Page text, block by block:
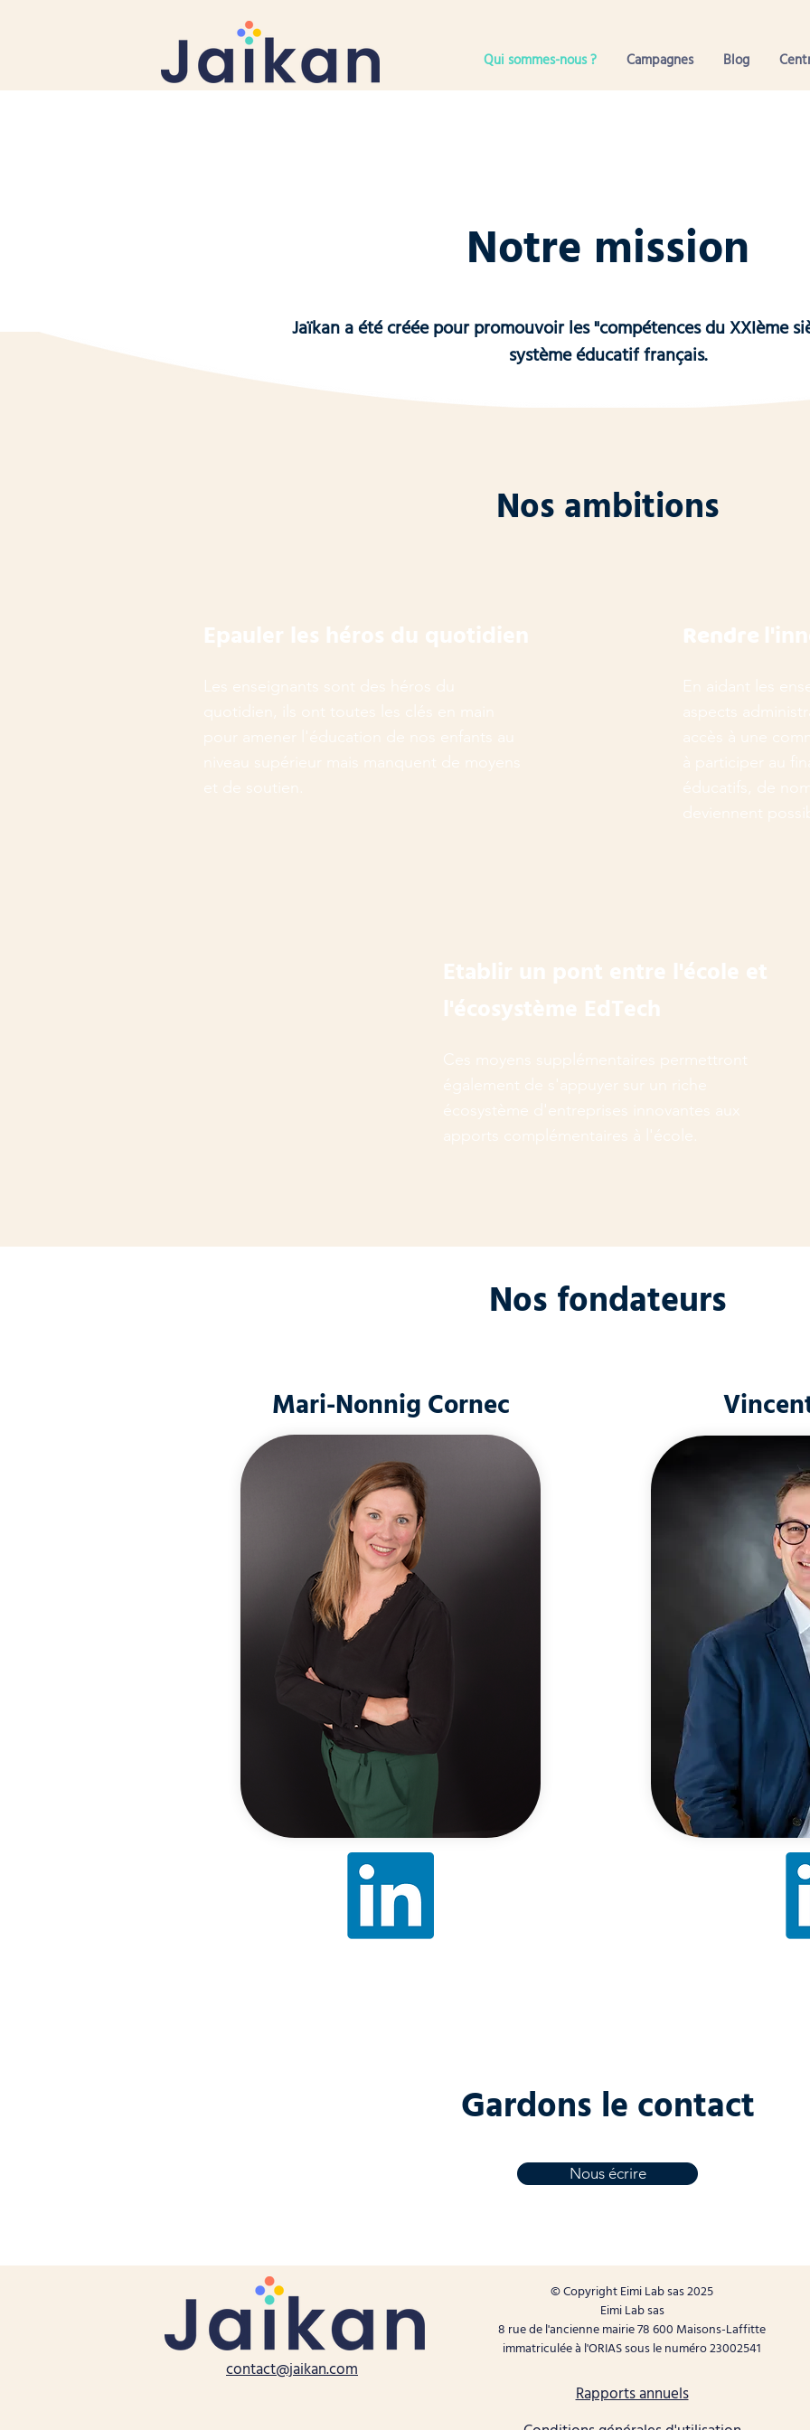
Qui sommes-nous ? Campagnes Blog
Notre mission
Jaïkan a été créée pour promouvoir les "compétences du XXIème
système éducatif français.
Nos ambitions
Epauler les héros du quotidien
Les enseignants sont des héros du
quotidien, ils ont toutes les clés en main
pour amener l'éducation de nos enfants au
niveau supérieur mais manquent de moyens
et de soutien.
Rendre
En aidant les
aspects
accès à une
à participer au
éducatifs, de
deviennent
Etablir un pont entre l'école et
l'écosystème EdTech
Ces moyens supplémentaires permettront
également de s'appuyer sur un riche
écosystème d'entreprises innovantes aux
apports complémentaires à l'école.
Nos fondateurs
Mari-Nonnig Cornec
Gardons le contact
Nous écrire
© Copyright Eimi Lab sas 2025
Eimi Lab sas
8 rue de l'ancienne mairie 78 600 Maisons-Laffitte
immatriculée à l'ORIAS sous le numéro 23002541
contact@jaikan.com
Rapports annuels